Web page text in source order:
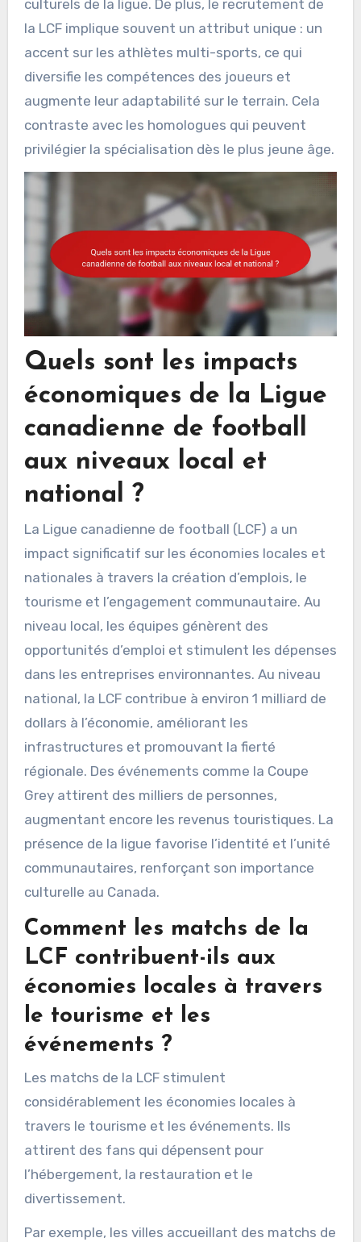
culturels de la ligue. De plus, le recrutement de
la LCF implique souvent un attribut unique : un
accent sur les athlètes multi-sports, ce qui
diversifie les compétences des joueurs et
augmente leur adaptabilité sur le terrain. Cela
contraste avec les homologues qui peuvent
privilégier la spécialisation dès le plus jeune âge.
Quels sont les impacts
économiques de la Ligue
canadienne de football
aux niveaux local et
national ?
La Ligue canadienne de football (LCF) a un
impact significatif sur les économies locales et
nationales à travers la création d’emplois, le
tourisme et l’engagement communautaire. Au
niveau local, les équipes génèrent des
opportunités d’emploi et stimulent les dépenses
dans les entreprises environnantes. Au niveau
national, la LCF contribue à environ 1 milliard de
dollars à l’économie, améliorant les
infrastructures et promouvant la fierté
régionale. Des événements comme la Coupe
Grey attirent des milliers de personnes,
augmentant encore les revenus touristiques. La
présence de la ligue favorise l’identité et l’unité
communautaires, renforçant son importance
culturelle au Canada.
Comment les matchs de la
LCF contribuent-ils aux
économies locales à travers
le tourisme et les
événements ?
Les matchs de la LCF stimulent
considérablement les économies locales à
travers le tourisme et les événements. Ils
attirent des fans qui dépensent pour
l’hébergement, la restauration et le
divertissement.
Par exemple, les villes accueillant des matchs de